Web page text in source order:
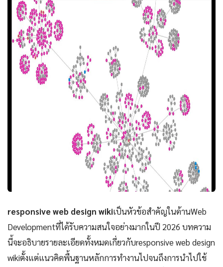
responsive web design wikiเป็นหัวข้อสำคัญในด้านWeb
Developmentที่ได้รับความสนใจอย่างมากในปี 2026 บทความ
นี้จะอธิบายรายละเอียดทั้งหมดเกี่ยวกับresponsive web design
wikiตั้งแต่แนวคิดพื้นฐานหลักการทำงานไปจนถึงการนำไปใช้